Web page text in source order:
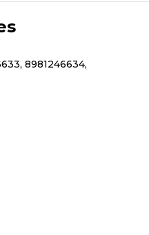
8981246634,